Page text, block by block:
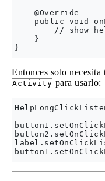
    @Override
public void
// show
    }
Entonces solo
Activity para usarlo: